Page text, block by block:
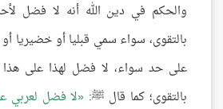
والحكم في دين الله أنه لا فضل
بالتقوى، سواء سمي قبليا أو خضيريا
على حد سواء، لا فضل لهذا على هذا
بالتقوى؛ كما قال ﷺ: لا فضل لعربي